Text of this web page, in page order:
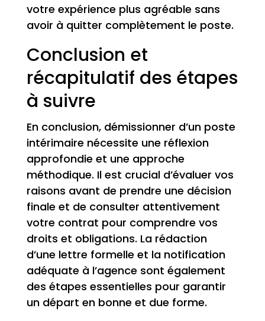
votre expérience plus agréable sans
avoir à quitter complètement le poste.
Conclusion et
récapitulatif des étapes
à suivre
En conclusion, démissionner d’un poste
intérimaire nécessite une réflexion
approfondie et une approche
méthodique. Il est crucial d’évaluer vos
raisons avant de prendre une décision
finale et de consulter attentivement
votre contrat pour comprendre vos
droits et obligations. La rédaction
d’une lettre formelle et la notification
adéquate à l’agence sont également
des étapes essentielles pour garantir
un départ en bonne et due forme.